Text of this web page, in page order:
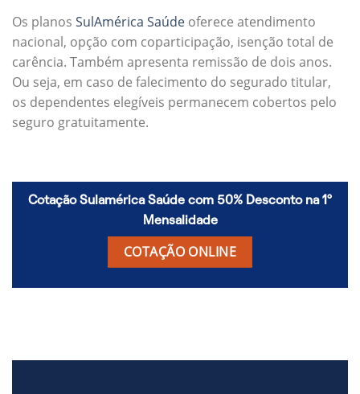
Os planos SulAmérica Saúde oferece atendimento
nacional, opção com coparticipação, isenção total de
carência. Também apresenta remissão de dois anos.
Ou seja, em caso de falecimento do segurado titular,
os dependentes elegíveis permanecem cobertos pelo
seguro gratuitamente.
Cotação Sulamérica Saúde com 50% Desconto na 1º
Mensalidade
COTAÇÃO ONLINE